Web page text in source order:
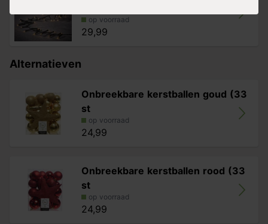
op voorraad
29,99
Alternatieven
Onbreekbare kerstballen goud (33
st
op voorraad
24,99
Onbreekbare kerstballen rood (33
st
op voorraad
24,99